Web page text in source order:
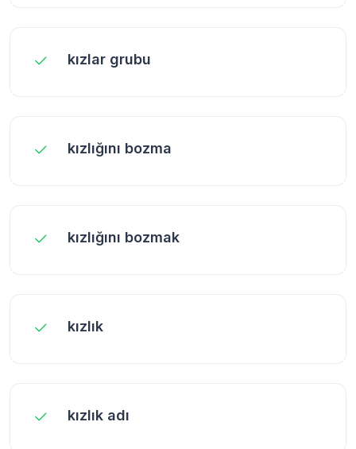
kızlar grubu
kızlığını bozma
kızlığını bozmak
kızlık
kızlık adı